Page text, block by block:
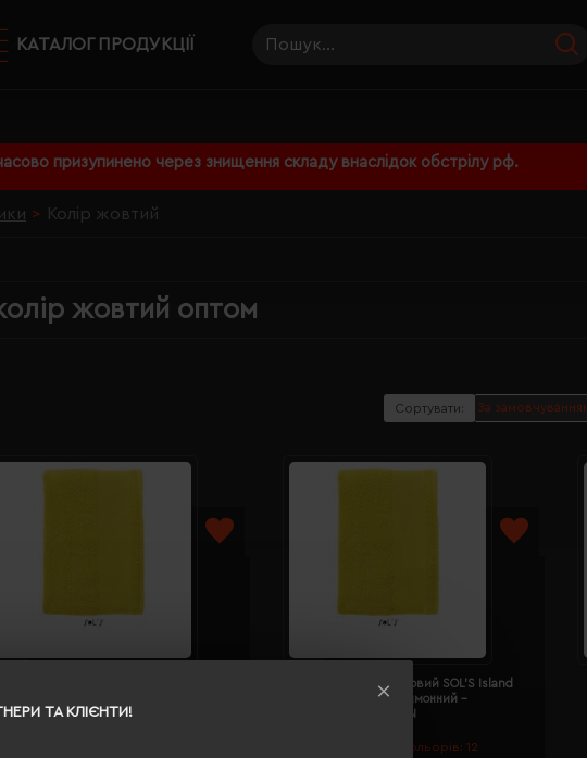
ТА КЛІЄНТИ!
призупинено через знищення складу внаслідок обстрілу рф.
КАТАЛОГ ПРОДУКЦІЇ
Колір жовтий
жовтий оптом
Сортувати:
89001302TUN
Кількість кольорів: 12
Рушник махровий SOL'S Island
100х150 см лимонний -
89002302TUN